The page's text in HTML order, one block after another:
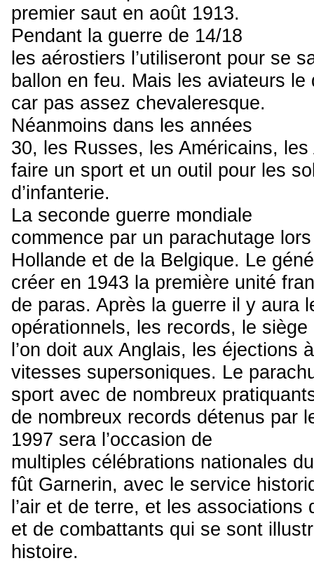
premier saut en août 1913.
Pendant la guerre de 14/18
les aérostiers l’utiliseront pour se
ballon en feu. Mais les aviateurs le
car pas assez chevaleresque.
Néanmoins dans les années
30, les Russes, les Américains,
faire un sport et un outil pour les
d’infanterie.
La seconde guerre mondiale
commence par un parachutage
Hollande et de la Belgique. Le
créer en 1943 la première unité
de paras. Après la guerre il y aura
opérationnels, les records, le
l’on doit aux Anglais, les éjections
vitesses supersoniques. Le
sport avec de nombreux
de nombreux records détenus par
1997 sera l’occasion de
multiples célébrations nationales
fût Garnerin, avec le service
l’air et de terre, et les associations
et de combattants qui se sont
histoire.